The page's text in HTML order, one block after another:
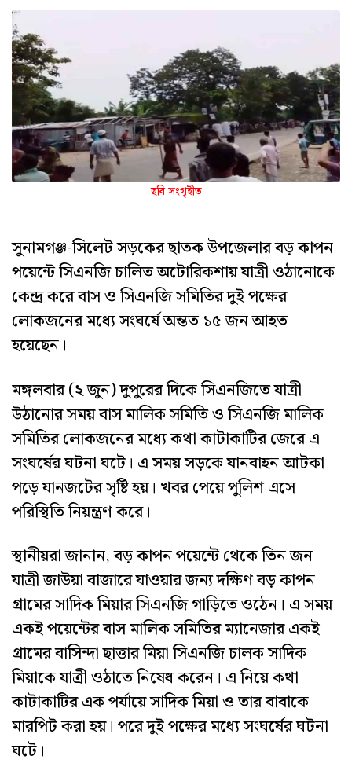
ছবি সংগৃহীত
সুনামগঞ্জ-সিলেট সড়কের ছাতক উপজেলার বড় কাপন
পয়েন্টে সিএনজি চালিত অটোরিকশায় যাত্রী ওঠানোকে
কেন্দ্র করে বাস ও সিএনজি সমিতির দুই পক্ষের
লোকজনের মধ্যে সংঘর্ষে অন্তত ১৫ জন আহত
হয়েছেন।
মঙ্গলবার (২ জুন) দুপুরের দিকে সিএনজিতে যাত্রী
উঠানোর সময় বাস মালিক সমিতি ও সিএনজি মালিক
সমিতির লোকজনের মধ্যে কথা কাটাকাটির জেরে এ
সংঘর্ষের ঘটনা ঘটে। এ সময় সড়কে যানবাহন আটকা
পড়ে যানজটের সৃষ্টি হয়। খবর পেয়ে পুলিশ এসে
পরিস্থিতি নিয়ন্ত্রণ করে।
স্থানীয়রা জানান, বড় কাপন পয়েন্টে থেকে তিন জন
যাত্রী জাউয়া বাজারে যাওয়ার জন্য দক্ষিণ বড় কাপন
গ্রামের সাদিক মিয়ার সিএনজি গাড়িতে ওঠেন। এ সময়
একই পয়েন্টের বাস মালিক সমিতির ম্যানেজার একই
গ্রামের বাসিন্দা ছাত্তার মিয়া সিএনজি চালক সাদিক
মিয়াকে যাত্রী ওঠাতে নিষেধ করেন। এ নিয়ে কথা
কাটাকাটির এক পর্যায়ে সাদিক মিয়া ও তার বাবাকে
মারপিট করা হয়। পরে দুই পক্ষের মধ্যে সংঘর্ষের ঘটনা
ঘটে।